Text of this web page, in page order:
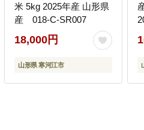
米 5kg 2025年産 山形県
産 018-C-SR007
18,000円
山形県 寒河江市